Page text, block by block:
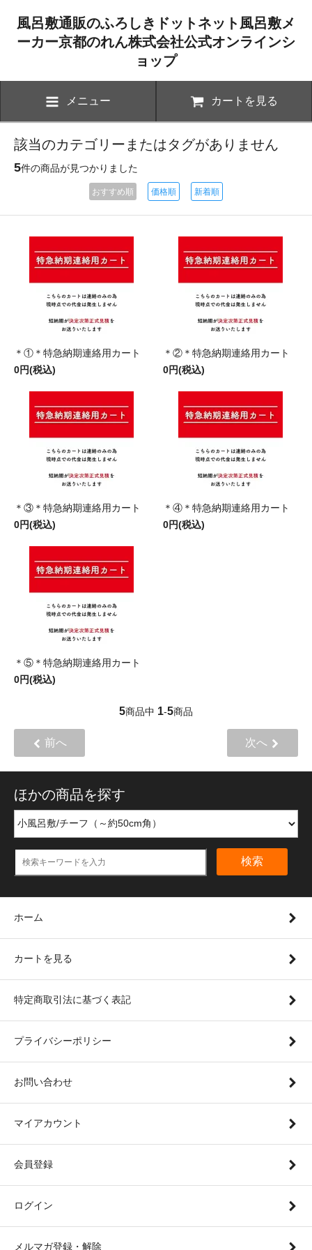
風呂敷通販のふろしきドットネット風呂敷メ
ーカー京都のれん株式会社公式オンラインシ
ョップ
メニュー カートを見る
該当のカテゴリーまたはタグがありません
5件の商品が見つかりました
おすすめ順 価格順 新着順
＊①＊特急納期連絡用カート
0円(税込)
＊②＊特急納期連絡用カート
0円(税込)
＊③＊特急納期連絡用カート
0円(税込)
＊④＊特急納期連絡用カート
0円(税込)
＊⑤＊特急納期連絡用カート
0円(税込)
5商品中 1-5商品
前へ 次へ
ほかの商品を探す
検索
ホーム
カートを見る
特定商取引法に基づく表記
プライバシーポリシー
お問い合わせ
マイアカウント
会員登録
ログイン
メルマガ登録・解除